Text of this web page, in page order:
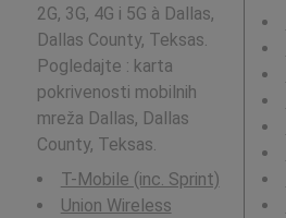
2G, 3G, 4G i 5G à Dallas,
Dallas County, Teksas.
Pogledajte : karta
pokrivenosti mobilnih
mreža Dallas, Dallas
County, Teksas.
T-Mobile (inc. Sprint)
Union Wireless